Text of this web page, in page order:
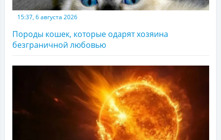
15:37, 6 августа 2026
Породы кошек, которые одарят хозяина
безграничной любовью